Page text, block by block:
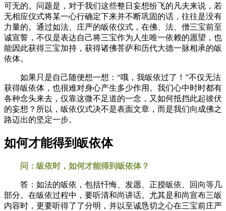
可无的。问题是，对于我们这些整日妄想纷飞的凡夫来说，若
无相应仪式将某一心行确定下来并不断巩固的话，往往是没有
力量的。通过如法、庄严的皈依仪式，在佛、法、僧三宝前至
诚宣誓，不仅是表达自己将三宝作为人生唯一依赖的愿望，也
能因此获得三宝加持，获得诸佛菩萨和历代大德一脉相承的皈
依体。
如果只是自己随便想一想：“哦，我皈依过了！”不仅无法
获得皈依体，也很难对身心产生多少作用。我们心中时时都有
各种念头来去，仅靠这微不足道的一念，又如何抵挡此起彼伏
的妄想？所以，皈依仪式决不是表面文章，而是我们向成佛之
路迈出的坚定一步。
如何才能得到皈依体
问：皈依时，如何才能得到皈依体？
答：如法的皈依，包括忏悔、发愿、正授皈依、回向等几
部分。在皈依过程中，要听清和尚讲话。尤其是和尚宣布三皈
内容时，更要听得了了分明，并以至诚恳切之心在三宝前庄严